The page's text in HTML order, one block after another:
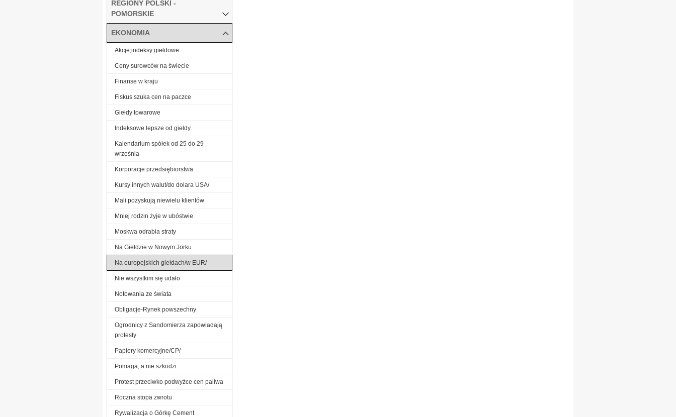
REGIONY POLSKI -
POMORSKIE
EKONOMIA
Akcje,indeksy giełdowe
Ceny surowców na świecie
Finanse w kraju
Fiskus szuka cen na paczce
Giełdy towarowe
Indeksowe lepsze od giełdy
Kalendarium spółek od 25 do 29
września
Korporacje przedsiębiorstwa
Kursy innych walut/do dolara USA/
Mali pozyskują niewielu klientów
Mniej rodzin żyje w ubóstwie
Moskwa odrabia straty
Na Giełdzie w Nowym Jorku
Na europejskich giełdach/w EUR/
Nie wszystkim się udało
Notowania ze świata
Obligacje-Rynek powszechny
Ogrodnicy z Sandomierza zapowiadają
protesty
Papiery komercyjne/CP/
Pomaga, a nie szkodzi
Protest przeciwko podwyżce cen paliwa
Roczna stopa zwrotu
Rywalizacja o Górkę Cement